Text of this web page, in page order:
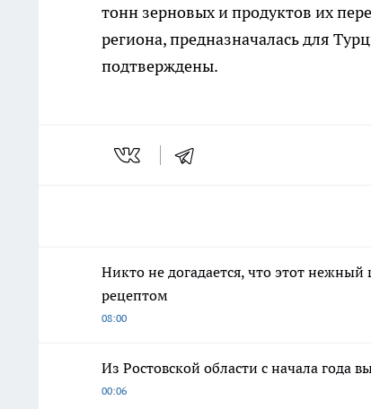
тонн зерновых и продуктов их
региона, предназначалась для
подтверждены.
Никто не догадается, что этот
рецептом
08:00
Из Ростовской области с начала года
00:06